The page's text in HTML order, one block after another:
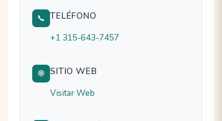
📞 TELÉFONO
+1 315-643-7457
🌐
SITIO WEB
Visitar Web